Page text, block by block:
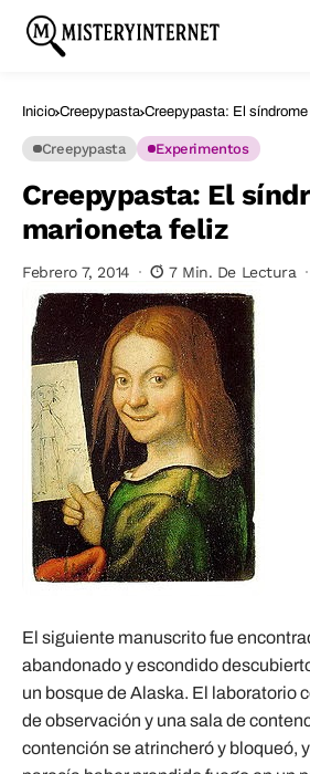
Inicio Creepypasta Creepypasta: El
Creepypasta Experimentos
Creepypasta: El
marioneta feliz
Febrero 7, 2014 7 Min. De Lectura
El siguiente manuscrito fue
abandonado y escondido
un bosque de Alaska. El laboratorio
de observación y una sala de
contención se atrincheró y bloqueó,